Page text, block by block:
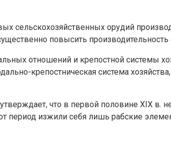
сельскохозяйственных орудий
повысить производительность
отношений и крепостной системы
крепостническая система
что в первой половине XIX в.
период изжили себя лишь рабские